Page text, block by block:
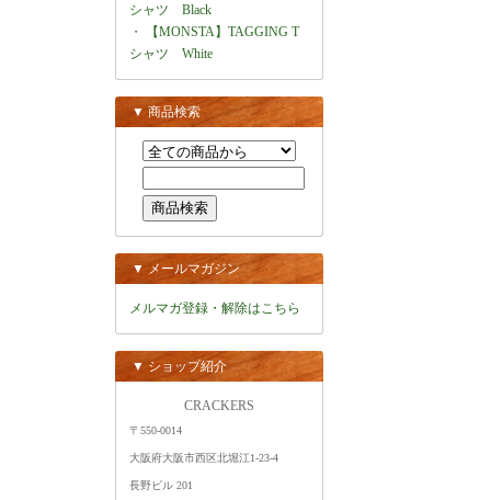
シャツ Black
・
【MONSTA】TAGGING T
シャツ White
▼ 商品検索
▼ メールマガジン
メルマガ登録・解除はこちら
▼ ショップ紹介
CRACKERS
〒550-0014
大阪府大阪市西区北堀江1-23-4
長野ビル 201